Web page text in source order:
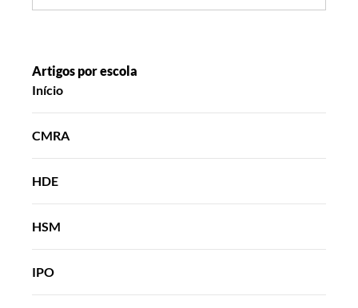
Artigos por escola
Início
CMRA
HDE
HSM
IPO